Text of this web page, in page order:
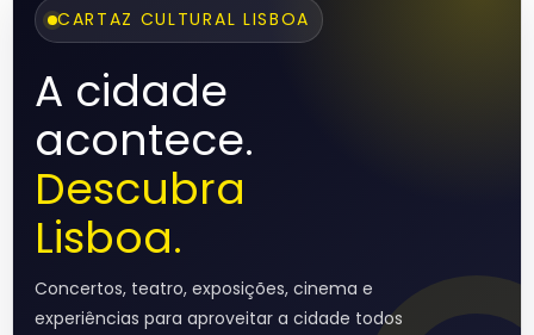
CARTAZ CULTURAL LISBOA
A cidade
acontece.
Descubra
Lisboa.
Concertos, teatro, exposições, cinema e
experiências para aproveitar a cidade todos